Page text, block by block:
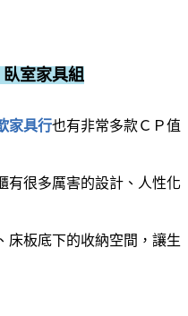
室家具組
家具行也有非常多款ＣＰ值
有很多厲害的設計、人性化
床板底下的收納空間，讓生